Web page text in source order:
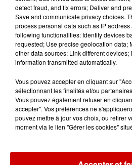
pour l'un des
régions !
Destination
de la...
Destination
detect fraud, and fix errors; Deliver and
Save and communicate privacy choices.
process personal data such as IP
following functionalities: Identify devices
requested; Use precise geolocation data;
other data sources; Link different devices;
information transmitted automatically.
Vous pouvez accepter en cliquant sur
sélectionnant les finalités et/ou
Vous pouvez également refuser en
accepter". Vos préférences ne
pouvez mettre à jour vos choix, ou retirer
moment via le lien "Gérer les cookies"